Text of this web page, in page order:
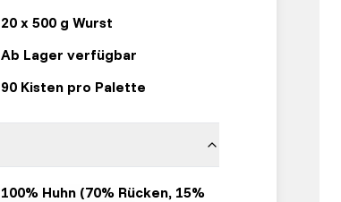
20 x 500 g Wurst
Ab Lager verfügbar
90 Kisten pro Palette
100% Huhn (70% Rücken, 15%